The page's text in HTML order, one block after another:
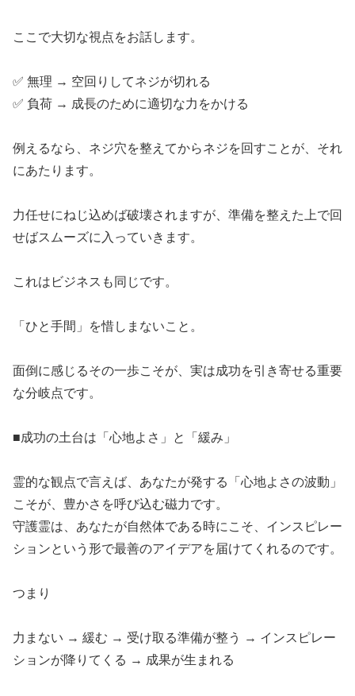
​ここで大切な視点をお話します。
​✅ 無理 → 空回りしてネジが切れる
​✅ 負荷 → 成長のために適切な力をかける
​例えるなら、ネジ穴を整えてからネジを回すことが、それ
にあたります。
​力任せにねじ込めば破壊されますが、準備を整えた上で回
せばスムーズに入っていきます。
​これはビジネスも同じです。
​「ひと手間」を惜しまないこと。
​面倒に感じるその一歩こそが、実は成功を引き寄せる重要
な分岐点です。
​■成功の土台は「心地よさ」と「緩み」
​霊的な観点で言えば、あなたが発する「心地よさの波動」
こそが、豊かさを呼び込む磁力です。
​守護霊は、あなたが自然体である時にこそ、インスピレー
ションという形で最善のアイデアを届けてくれるのです。
​つまり
​力まない → 緩む → 受け取る準備が整う → インスピレー
ションが降りてくる → 成果が生まれる